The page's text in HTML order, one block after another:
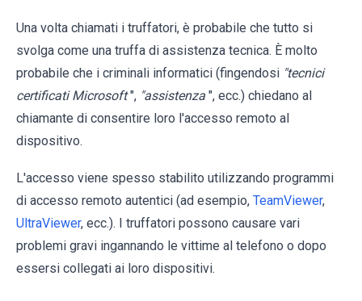
Una volta chiamati i truffatori, è probabile che tutto si
svolga come una truffa di assistenza tecnica. È molto
probabile che i criminali informatici (fingendosi "tecnici
certificati Microsoft ", "assistenza ", ecc.) chiedano al
chiamante di consentire loro l'accesso remoto al
dispositivo.
L'accesso viene spesso stabilito utilizzando programmi
di accesso remoto autentici (ad esempio, TeamViewer,
UltraViewer, ecc.). I truffatori possono causare vari
problemi gravi ingannando le vittime al telefono o dopo
essersi collegati ai loro dispositivi.